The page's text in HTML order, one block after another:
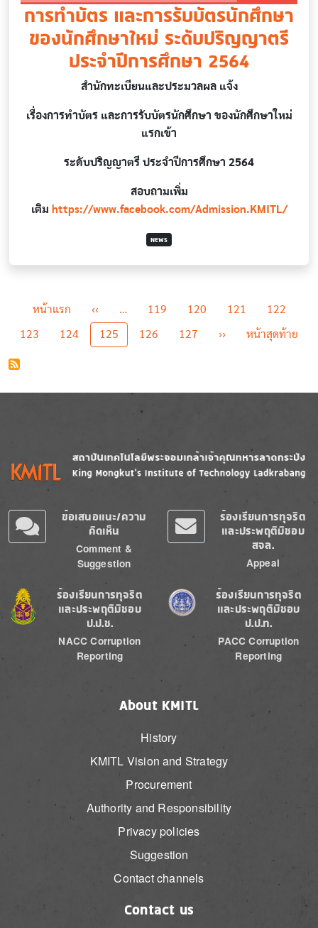
การทำบัตร และการรับบัตรนักศึกษา
ของนักศึกษาใหม่ ระดับปริญญาตรี
ประจำปีการศึกษา 2564
สำนักทะเบียนและประมวลผล แจ้ง
เรื่องการทำบัตร และการรับบัตรนักศึกษา ของนักศึกษาใหม่
แรกเข้า
ระดับปริญญาตรี ประจำปีการศึกษา 2564
สอบถามเพิ่ม
เติม https://www.facebook.com/Admission.KMITL/
NEWS
Pagination
หน้าแรกFirst page
‹‹Previous page
… 119 120 121 122
123 124 125 126 127 ››Next page
หน้าสุดท้าย
Image
ข้อเสนอแนะ/ความ
คิดเห็น
Comment &
Suggestion
ร้องเรียนการทุจริต
และประพฤติมิชอบ
สจล.
Appeal
Image
ร้องเรียนการทุจริต
และประพฤติมิชอบ
ป.ป.ช.
NACC Corruption
Reporting
Image
ร้องเรียนการทุจริต
และประพฤติมิชอบ
ป.ป.ท.
PACC Corruption
Reporting
About KMITL
History
KMITL Vision and Strategy
Procurement
Authority and Responsibility
Privacy policies
Suggestion
Contact channels
Contact us